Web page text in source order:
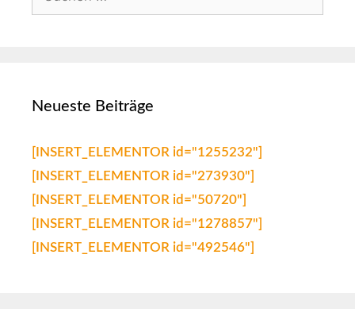
Neueste Beiträge
[INSERT_ELEMENTOR id="1255232"]
[INSERT_ELEMENTOR id="273930"]
[INSERT_ELEMENTOR id="50720"]
[INSERT_ELEMENTOR id="1278857"]
[INSERT_ELEMENTOR id="492546"]